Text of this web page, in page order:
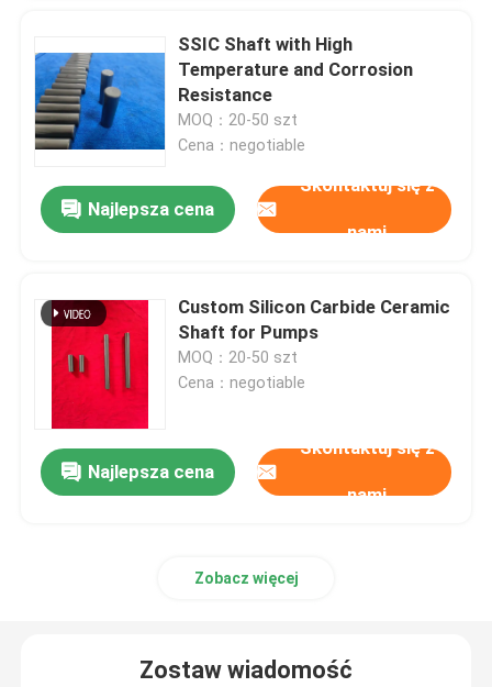
SSIC Shaft with High
Temperature and Corrosion
Resistance
MOQ：20-50 szt
Cena：negotiable
Najlepsza cena
Skontaktuj się z
nami
Custom Silicon Carbide Ceramic
Shaft for Pumps
MOQ：20-50 szt
Cena：negotiable
Najlepsza cena
Skontaktuj się z
nami
Zobacz więcej
Zostaw wiadomość